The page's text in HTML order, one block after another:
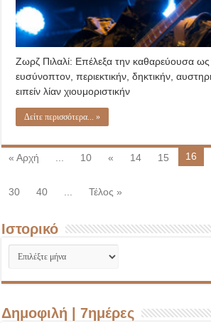
Ζωρζ Πιλαλί: Επέλεξα την καθαρεύουσα
ευσύνοπτον, περιεκτικήν, δηκτικήν,
ειπείν λίαν χιουμοριστικήν
Δείτε περισσότερα... »
« Αρχή 10 « 14 15 16
30
40 Τέλος »
Ιστορικό
Ιστορικό
Δημοφιλή | 7ημέρες